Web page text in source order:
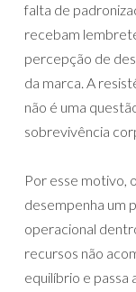
falta de
recebam
percepção de
da marca. A
não é uma
sobrevivência
Por esse motivo,
desempenha um
operacional
recursos não
equilíbrio e passa